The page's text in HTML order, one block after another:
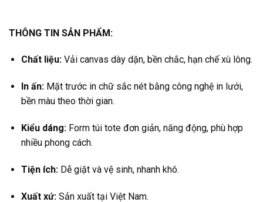
THÔNG TIN SẢN PHẨM:
Chất liệu:Vải canvas dày dặn, bền chắc, hạn chế xù lông.
In ấn:Mặt trước in chữ sắc nét bằng công nghệ in lưới,
bền màu theo thời gian.
Kiểu dáng:Form túi tote đơn giản, năng động, phù hợp
nhiều phong cách.
Tiện ích:Dễ giặt và vệ sinh, nhanh khô.
Xuất xứ:Sản xuất tại Việt Nam.